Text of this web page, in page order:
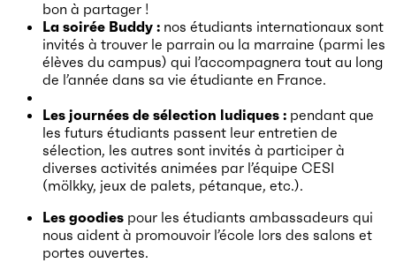
bon à partager !
La soirée Buddy : nos étudiants internationaux sont
invités à trouver le parrain ou la marraine (parmi les
élèves du campus) qui l’accompagnera tout au long
de l’année dans sa vie étudiante en France.
Les journées de sélection ludiques : pendant que
les futurs étudiants passent leur entretien de
sélection, les autres sont invités à participer à
diverses activités animées par l’équipe CESI
(mölkky, jeux de palets, pétanque, etc.).
Les goodies pour les étudiants ambassadeurs qui
nous aident à promouvoir l’école lors des salons et
portes ouvertes.